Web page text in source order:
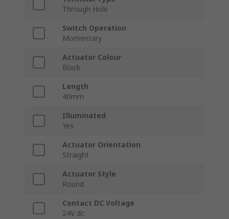
Through Hole
Switch Operation
Momentary
Actuator Colour
Black
Length
40mm
Illuminated
Yes
Actuator Orientation
Straight
Actuator Style
Round
Contact DC Voltage
24V dc